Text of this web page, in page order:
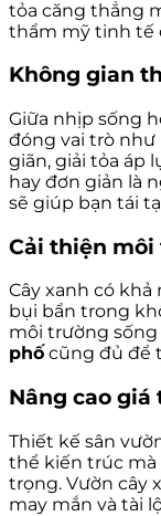
tỏa căng thẳng
thẩm mỹ tinh tế
Không gian
Giữa nhịp sống
đóng vai trò như
giãn, giải tỏa áp
hay đơn giản là
sẽ giúp bạn tái
Cải thiện môi
Cây xanh có khả
bụi bẩn trong
môi trường
phố cũng đủ để
Nâng cao
Thiết kế sân
thể kiến trúc mà
trọng. Vườn cây
may mắn và tài